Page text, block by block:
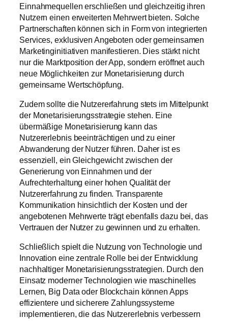
Einnahmequellen erschließen und gleichzeitig ihren
Nutzern einen erweiterten Mehrwert bieten. Solche
Partnerschaften können sich in Form von integrierten
Services, exklusiven Angeboten oder gemeinsamen
Marketinginitiativen manifestieren. Dies stärkt nicht
nur die Marktposition der App, sondern eröffnet auch
neue Möglichkeiten zur Monetarisierung durch
gemeinsame Wertschöpfung.
Zudem sollte die Nutzererfahrung stets im Mittelpunkt
der Monetarisierungsstrategie stehen. Eine
übermäßige Monetarisierung kann das
Nutzererlebnis beeinträchtigen und zu einer
Abwanderung der Nutzer führen. Daher ist es
essenziell, ein Gleichgewicht zwischen der
Generierung von Einnahmen und der
Aufrechterhaltung einer hohen Qualität der
Nutzererfahrung zu finden. Transparente
Kommunikation hinsichtlich der Kosten und der
angebotenen Mehrwerte trägt ebenfalls dazu bei, das
Vertrauen der Nutzer zu gewinnen und zu erhalten.
Schließlich spielt die Nutzung von Technologie und
Innovation eine zentrale Rolle bei der Entwicklung
nachhaltiger Monetarisierungsstrategien. Durch den
Einsatz moderner Technologien wie maschinelles
Lernen, Big Data oder Blockchain können Apps
effizientere und sicherere Zahlungssysteme
implementieren, die das Nutzererlebnis verbessern